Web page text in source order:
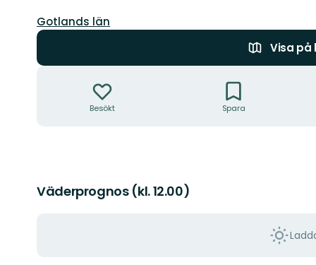
Län:
Gotlands län
Visa på
Besökt Spara
Väderprognos (kl. 12.00)